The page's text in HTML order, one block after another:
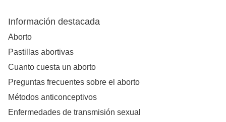
Información destacada
Aborto
Pastillas abortivas
Cuanto cuesta un aborto
Preguntas frecuentes sobre el aborto
Métodos anticonceptivos
Enfermedades de transmisión sexual